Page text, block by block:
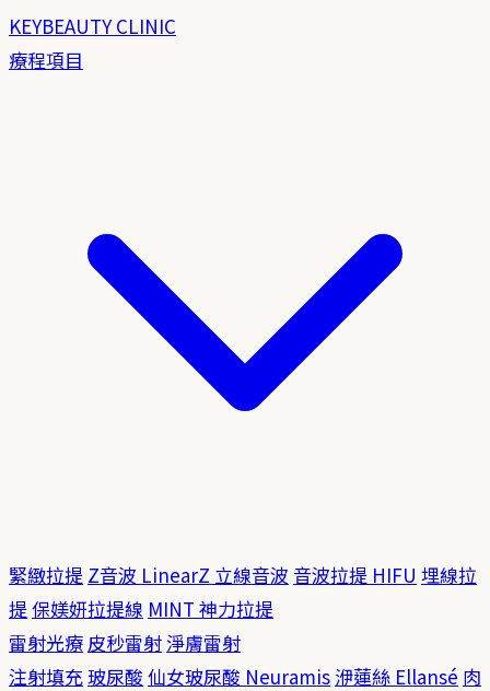
KEYBEAUTY CLINIC
療程項目
緊緻拉提 Z音波 LinearZ 立線音波 音波拉提 HIFU 埋線拉
提保媄妍拉提線 MINT 神力拉提
雷射光療 皮秒雷射淨膚雷射
注射填充玻尿酸 仙女玻尿酸 Neuramis 洢蓮絲 Ellansé 肉